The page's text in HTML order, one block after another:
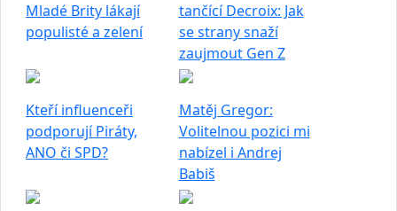
Mladé Brity lákají
populisté a zelení
tančící Decroix: Jak
se strany snaží
zaujmout Gen Z
Kteří influenceři
podporují Piráty,
ANO či SPD?
Matěj Gregor:
Volitelnou pozici mi
nabízel i Andrej
Babiš